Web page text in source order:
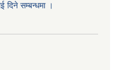
सम्बन्धमा ।